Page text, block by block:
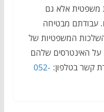
משפטית אלא גם
עבודתם מבטיחה
המשפטיות של
על האינטרסים שלהם
קשר בטלפון: 052-